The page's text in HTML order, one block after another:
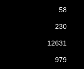
58
230
12631
979